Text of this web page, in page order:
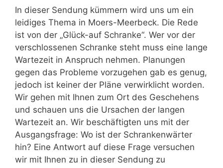
In dieser Sendung kümmern wird uns um ein
leidiges Thema in Moers-Meerbeck. Die Rede
ist von der „Glück-auf Schranke“. Wer vor der
verschlossenen Schranke steht muss eine lange
Wartezeit in Anspruch nehmen. Planungen
gegen das Probleme vorzugehen gab es genug,
jedoch ist keiner der Pläne verwirklicht worden.
Wir gehen mit Ihnen zum Ort des Geschehens
und schauen uns die Ursachen der langen
Wartezeit an. Wir beschäftigten uns mit der
Ausgangsfrage: Wo ist der Schrankenwärter
hin? Eine Antwort auf diese Frage versuchen
wir mit Ihnen zu in dieser Sendung zu